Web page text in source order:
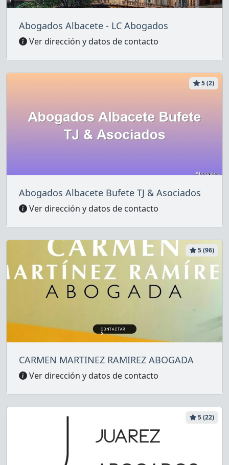
Abogados Albacete - LC Abogados
Ver dirección y datos de contacto
5 (2)
Abogados Albacete Bufete TJ & Asociados
Ver dirección y datos de contacto
5 (96)
CARMEN MARTINEZ RAMIREZ ABOGADA
Ver dirección y datos de contacto
5 (22)